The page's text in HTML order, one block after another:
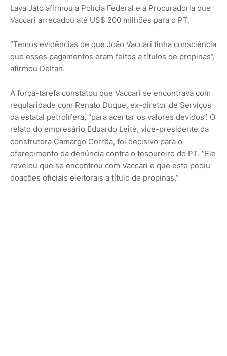
Lava Jato afirmou à Polícia Federal e à Procuradoria que
Vaccari arrecadou até US$ 200 milhões para o PT.
“Temos evidências de que João Vaccari tinha consciência
que esses pagamentos eram feitos a títulos de propinas”,
afirmou Deltan.
A força-tarefa constatou que Vaccari se encontrava com
regularidade com Renato Duque, ex-diretor de Serviços
da estatal petrolífera, “para acertar os valores devidos”. O
relato do empresário Eduardo Leite, vice-presidente da
construtora Camargo Corrêa, foi decisivo para o
oferecimento da denúncia contra o tesoureiro do PT. “Ele
revelou que se encontrou com Vaccari e que este pediu
doações oficiais eleitorais a título de propinas.”